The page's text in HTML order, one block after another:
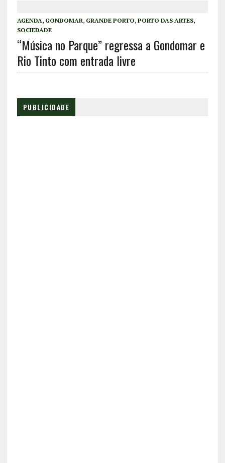
AGENDA, GONDOMAR, GRANDE PORTO, PORTO DAS ARTES,
SOCIEDADE
“Música no Parque” regressa a Gondomar e
Rio Tinto com entrada livre
PUBLICIDADE